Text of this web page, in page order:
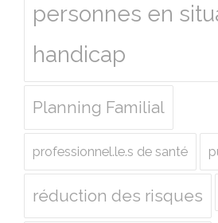
personnes en
handicap
Planning Familial
professionnel.le.s de santé
réduction des risques